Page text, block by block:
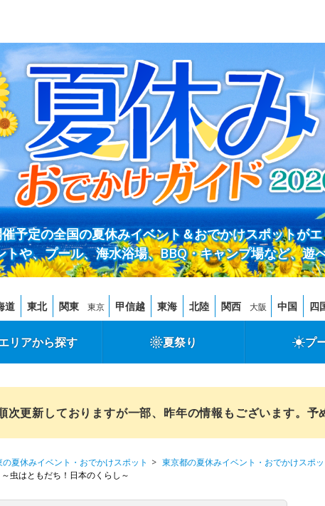
予定の全国の夏休みイベント＆おでかけスポットが
トや、プール、海水浴場、BBQ・キャンプ場など、遊
道 東北 関東 東京 甲信越 東海 北陸 関西 大阪 中国 四
リアから探す 夏祭り プ
次更新しておりますが一部、昨年の情報もございます。予
の夏休みイベント・おでかけスポット 東京都の夏休みイベント・おでかけスポッ
虫はともだち！日本のくらし～